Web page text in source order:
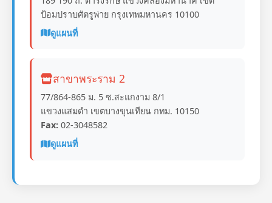
ป้อมปราบศัตรูพ่าย กรุงเทพมหานคร 10100
ดูแผนที่
สาขาพระราม 2
77/864-865 ม. 5 ซ.สะแกงาม 8/1
แขวงแสมดำ เขตบางขุนเทียน กทม. 10150
Fax: 02-3048582
ดูแผนที่